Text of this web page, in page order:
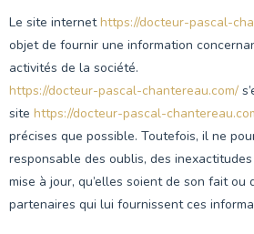
Le site internethttps://docteur-pascal-
objet de fournir une information
activités de la société.
https://docteur-pascal-chantereau.com/
site https://docteur-pascal-
précises que possible. Toutefois, il ne
responsable des oublis, des
mise à jour, qu’elles soient de son fait ou
partenaires qui lui fournissent ces